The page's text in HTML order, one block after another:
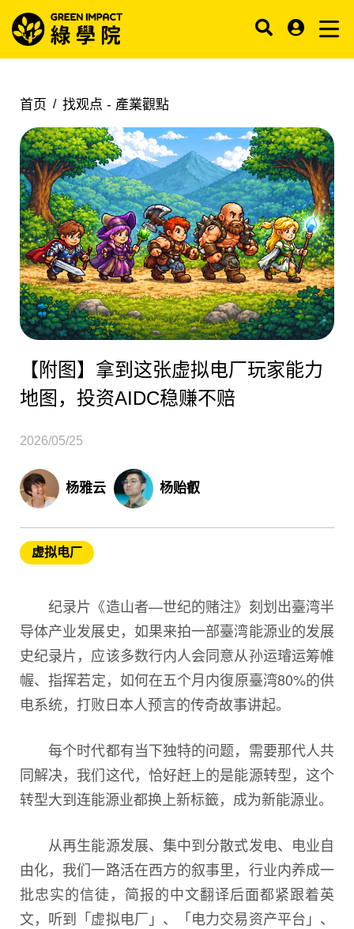
首页 找观点 - 產業觀點
【附图】拿到这张虚拟电厂玩家能力
地图，投资AIDC稳赚不赔
2026/05/25
杨雅云 杨贻叡
虚拟电厂
纪录片《造山者—世纪的赌注》刻划出臺湾半
导体产业发展史，如果来拍一部臺湾能源业的发展
史纪录片，应该多数行内人会同意从孙运璿运筹帷
幄、指挥若定，如何在五个月内復原臺湾80%的供
电系统，打败日本人预言的传奇故事讲起。
每个时代都有当下独特的问题，需要那代人共
同解决，我们这代，恰好赶上的是能源转型，这个
转型大到连能源业都换上新标籤，成为新能源业。
从再生能源发展、集中到分散式发电、电业自
由化，我们一路活在西方的叙事里，行业内养成一
批忠实的信徒，简报的中文翻译后面都紧跟着英
文，听到「虚拟电厂」、「电力交易资产平台」、